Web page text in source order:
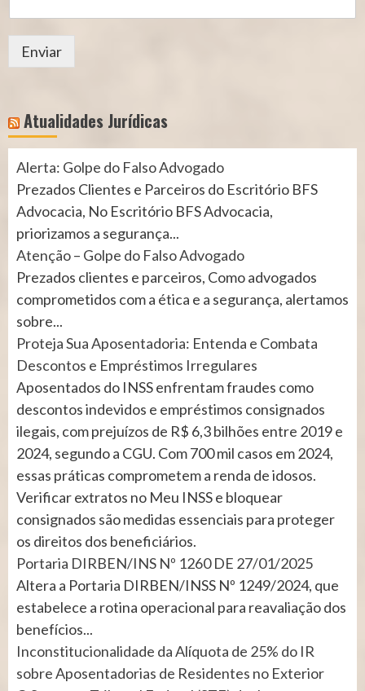
Enviar
Atualidades Jurídicas
Alerta: Golpe do Falso Advogado
Prezados Clientes e Parceiros do Escritório BFS
Advocacia, No Escritório BFS Advocacia,
priorizamos a segurança...
Atenção – Golpe do Falso Advogado
Prezados clientes e parceiros, Como advogados
comprometidos com a ética e a segurança, alertamos
sobre...
Proteja Sua Aposentadoria: Entenda e Combata
Descontos e Empréstimos Irregulares
Aposentados do INSS enfrentam fraudes como
descontos indevidos e empréstimos consignados
ilegais, com prejuízos de R$ 6,3 bilhões entre 2019 e
2024, segundo a CGU. Com 700 mil casos em 2024,
essas práticas comprometem a renda de idosos.
Verificar extratos no Meu INSS e bloquear
consignados são medidas essenciais para proteger
os direitos dos beneficiários.
Portaria DIRBEN/INS Nº 1260 DE 27/01/2025
Altera a Portaria DIRBEN/INSS Nº 1249/2024, que
estabelece a rotina operacional para reavaliação dos
benefícios...
Inconstitucionalidade da Alíquota de 25% do IR
sobre Aposentadorias de Residentes no Exterior